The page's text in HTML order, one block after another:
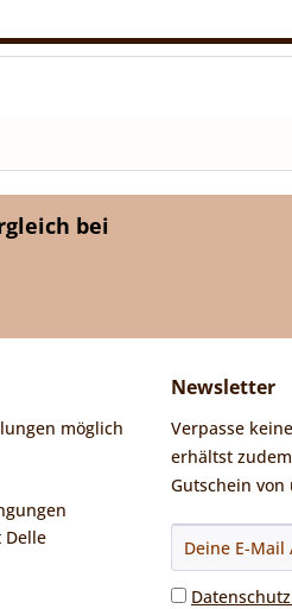
bei
möglich
Delle
Newsletter
Verpasse
erhältst
Gutschein von